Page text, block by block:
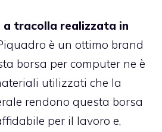
a tracolla realizzata in
è un ottimo brand
borsa per computer ne è
utilizzati che la
rendono questa borsa
per il lavoro e,